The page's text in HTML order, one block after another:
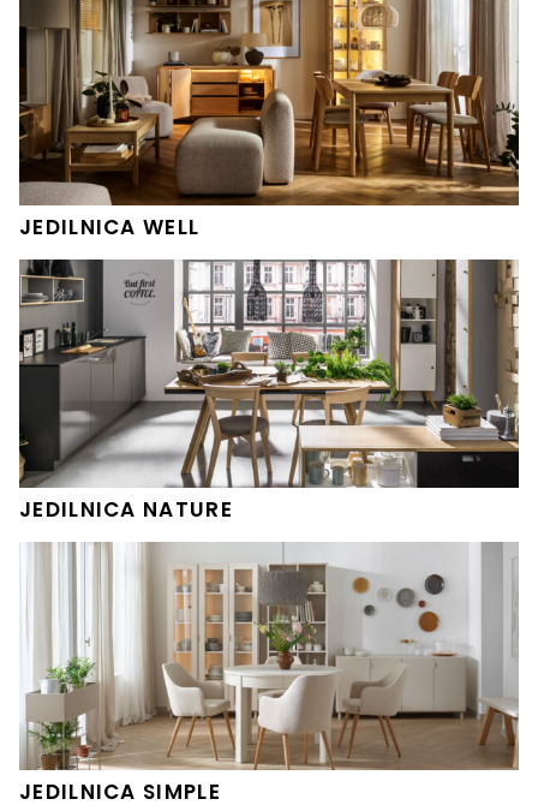
JEDILNICA WELL
JEDILNICA NATURE
JEDILNICA SIMPLE